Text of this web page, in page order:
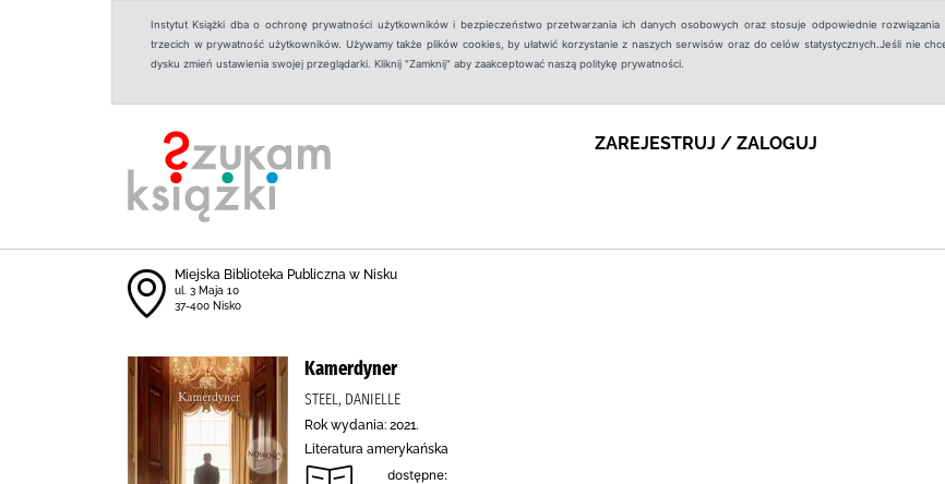
Instytut Książki dba o ochronę prywatności użytkowników i bezpieczeństwo przetwarzania ich danych osobowych oraz stosuje odpowiednie
trzecich w prywatność użytkowników. Używamy także plików cookies, by ułatwić korzystanie z naszych serwisów oraz do celów statystycznych.Jeśli nie
dysku zmień ustawienia swojej przeglądarki. Kliknij "Zamknij" aby zaakceptować naszą politykę prywatności.
ZAREJESTRUJ / ZALOGUJ
Miejska Biblioteka Publiczna w Nisku
ul. 3 Maja 10
37-400 Nisko
Kamerdyner
STEEL, DANIELLE
Rok wydania: 2021.
Literatura amerykańska
dostępne: